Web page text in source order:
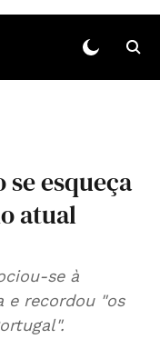
se esqueça
atual
se à
e recordou "os